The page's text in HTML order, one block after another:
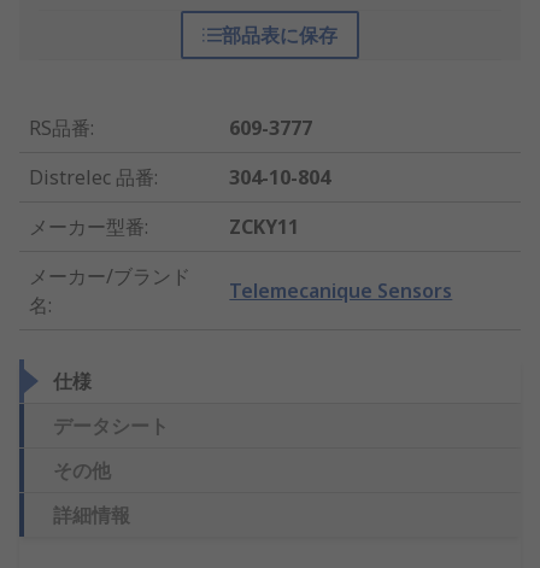
部品表に保存
RS品番:
609-3777
Distrelec 品番:
304-10-804
メーカー型番:
ZCKY11
メーカー/ブランド
名:
Telemecanique Sensors
仕様
データシート
その他
詳細情報